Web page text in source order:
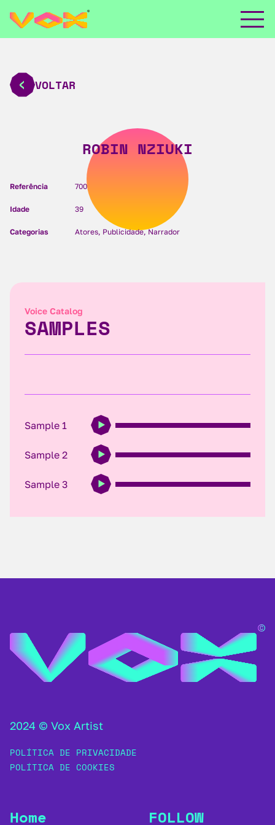
VOLTAR
ROBIN NZIUKI
Referência 700
Idade 39
Categorias Atores, Publicidade, Narrador
Voice Catalog
SAMPLES
Sample 1
Sample 2
Sample 3
2024 © Vox Artist
POLÍTICA DE PRIVACIDADE
POLÍTICA DE COOKIES
Home FOLLOW